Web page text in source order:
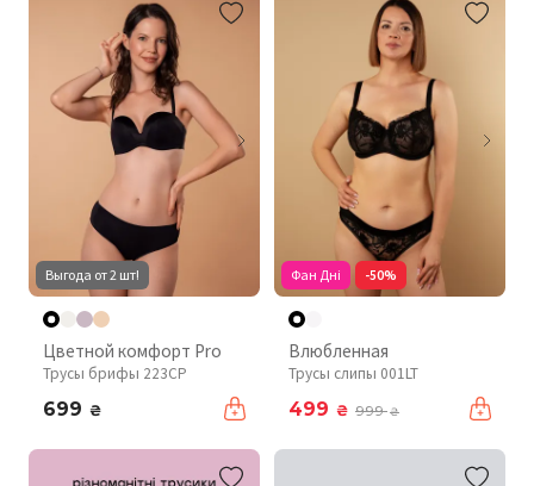
Выгода от 2 шт!
Цветной комфорт Pro
Трусы брифы 223CP
699 ₴
Фан Дні -50%
Влюбленная
Трусы слипы 001LT
499 ₴ 999₴